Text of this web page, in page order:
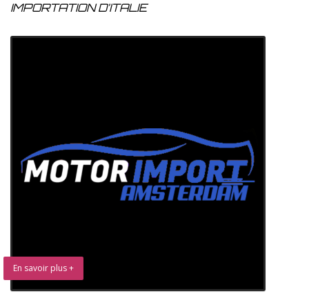
IMPORTATION D’ITALIE
En savoir plus +